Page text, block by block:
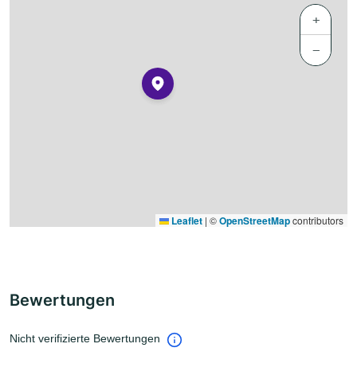
+
−
Leaflet | ©OpenStreetMapcontributors
Bewertungen
Nicht verifizierte Bewertungen